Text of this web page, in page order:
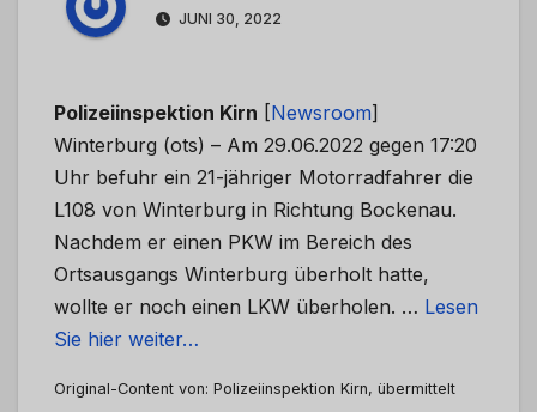
JUNI 30, 2022
Polizeiinspektion Kirn [Newsroom]
Winterburg (ots) – Am 29.06.2022 gegen 17:20
Uhr befuhr ein 21-jähriger Motorradfahrer die
L108 von Winterburg in Richtung Bockenau.
Nachdem er einen PKW im Bereich des
Ortsausgangs Winterburg überholt hatte,
wollte er noch einen LKW überholen. … Lesen
Sie hier weiter…
Original-Content von: Polizeiinspektion Kirn, übermittelt